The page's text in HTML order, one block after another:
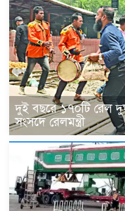
দুই বছরে ১৭০টি রেল
সংসদে রেলমন্ত্রী